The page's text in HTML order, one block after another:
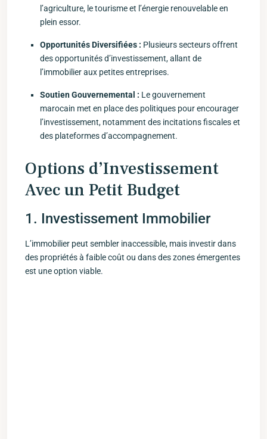
l’agriculture, le tourisme et l’énergie renouvelable en
plein essor.
Opportunités Diversifiées : Plusieurs secteurs offrent
des opportunités d’investissement, allant de
l’immobilier aux petites​ entreprises.
Soutien Gouvernemental : Le ‌gouvernement
marocain ‌met ‍en⁢ place des politiques pour encourager
l’investissement, notamment des incitations fiscales et
des plateformes d’accompagnement.
Options d’Investissement
Avec un Petit Budget
1. Investissement Immobilier
L’immobilier peut sembler‍ inaccessible, mais investir dans
des propriétés à faible coût ou dans des zones émergentes
est une option viable.